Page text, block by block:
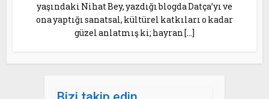
yaşındaki Nihat Bey, yazdığı blogda Datça’yı ve
ona yaptığı sanatsal, kültürel katkıları o kadar
güzel anlatmış ki; hayran […]